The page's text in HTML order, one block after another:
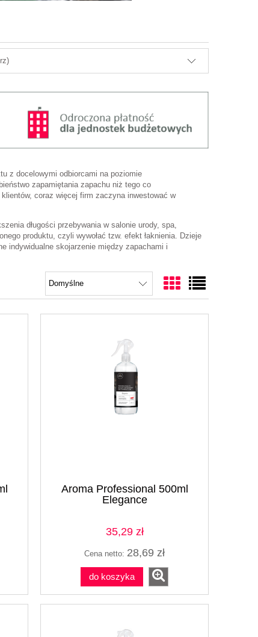
z docelowymi odbiorcami na poziomie
zapamiętania zapachu niż tego co
coraz więcej firm zaczyna inwestować w
długości przebywania w salonie urody, spa,
produktu, czyli wywołać tzw. efekt łaknienia. Dzieje
indywidualne skojarzenie między zapachami i
Aroma Professional 500ml
Elegance
35,29 zł
Cena netto: 28,69 zł
do koszyka